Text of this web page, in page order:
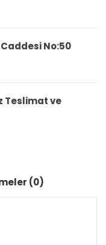
No:50
Teslimat ve
(0)